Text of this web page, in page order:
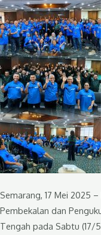
Semarang, 17 Mei 2025
Pembekalan dan
Tengah pada Sabtu (17/